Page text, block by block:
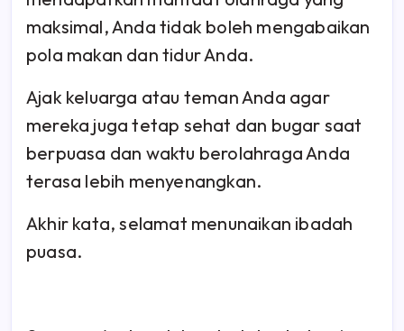
maksimal, Anda tidak boleh mengabaikan
pola makan dan tidur Anda.
Ajak keluarga atau teman Anda agar
mereka juga tetap sehat dan bugar saat
berpuasa dan waktu berolahraga Anda
terasa lebih menyenangkan.
Akhir kata, selamat menunaikan ibadah
puasa.